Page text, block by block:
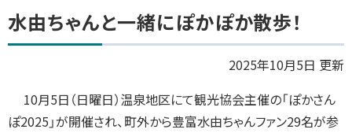
ト
ッ
る
水由ちゃんと一緒にぽかぽか散歩！
2025年10月5日 更新
10月5日（日曜日）温泉地区にて観光協会主催の「ぽかさん
ぽ2025」が開催され、町外から豊富水由ちゃんファン29名が参